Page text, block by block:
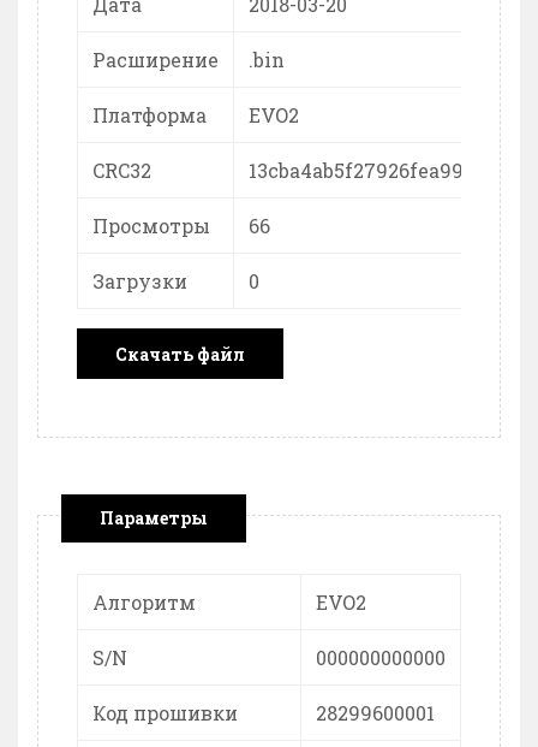
Расширение .bin
Платформа EVO2
CRC32
Просмотры 66
Загрузки 0
Скачать файл
Параметры
Алгоритм EVO2
S/N 000000000000
Код прошивки 28299600001